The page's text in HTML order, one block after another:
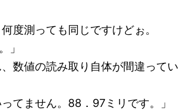
度測っても同じですけどぉ。
」
数値の読み取り自体が間違ってい
てません。88．97ミリです。」